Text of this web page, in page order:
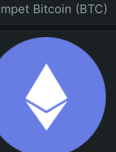
Bitcoin (BTC)